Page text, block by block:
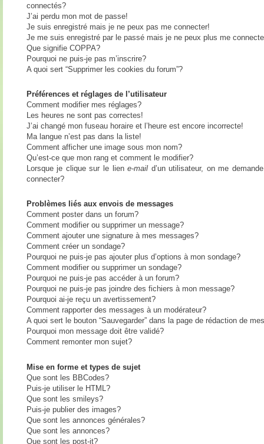
connectés?
J’ai perdu mon mot de passe!
Je suis enregistré mais je ne peux pas me connecter!
Je me suis enregistré par le passé mais je ne peux plus me
Que signifie COPPA?
Pourquoi ne puis-je pas m’inscrire?
A quoi sert “Supprimer les cookies du forum”?
Préférences et réglages de l’utilisateur
Comment modifier mes réglages?
Les heures ne sont pas correctes!
J’ai changé mon fuseau horaire et l’heure est encore incorrecte!
Ma langue n’est pas dans la liste!
Comment afficher une image sous mon nom?
Qu’est-ce que mon rang et comment le modifier?
Lorsque je clique sur le liene-mail d’un utilisateur, on me
connecter?
Problèmes liés aux envois de messages
Comment poster dans un forum?
Comment modifier ou supprimer un message?
Comment ajouter une signature à mes messages?
Comment créer un sondage?
Pourquoi ne puis-je pas ajouter plus d’options à mon sondage?
Comment modifier ou supprimer un sondage?
Pourquoi ne puis-je pas accéder à un forum?
Pourquoi ne puis-je pas joindre des fichiers à mon message?
Pourquoi ai-je reçu un avertissement?
Comment rapporter des messages à un modérateur?
A quoi sert le bouton “Sauvegarder” dans la page de rédaction de
Pourquoi mon message doit être validé?
Comment remonter mon sujet?
Mise en forme et types de sujet
Que sont les BBCodes?
Puis-je utiliser le HTML?
Que sont les smileys?
Puis-je publier des images?
Que sont les annonces générales?
Que sont les annonces?
Que sont les post-it?